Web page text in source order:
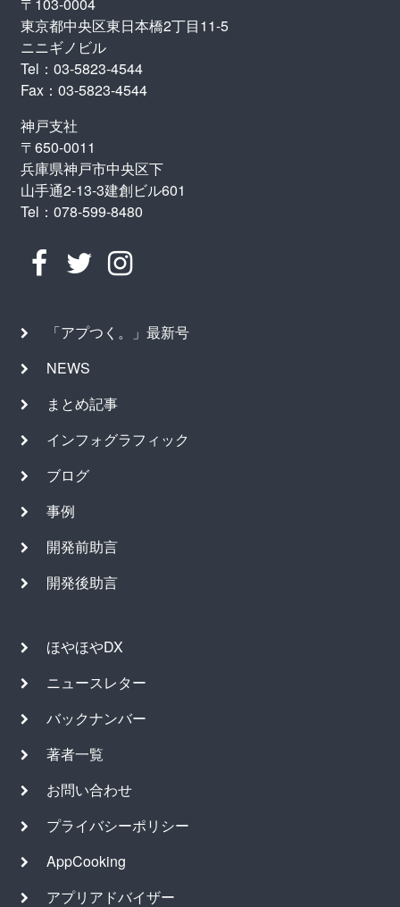
東京都中央区東日本橋2丁目11-5
ニニギノビル
Tel：03-5823-4544
Fax：03-5823-4544
神戸支社
〒650-0011
兵庫県神戸市中央区下
山手通2-13-3建創ビル601
Tel：078-599-8480
「アプつく。」最新号
NEWS
まとめ記事
インフォグラフィック
ブログ
事例
開発前助言
開発後助言
ほやほやDX
ニュースレター
バックナンバー
著者一覧
お問い合わせ
プライバシーポリシー
AppCooking
アプリアドバイザー